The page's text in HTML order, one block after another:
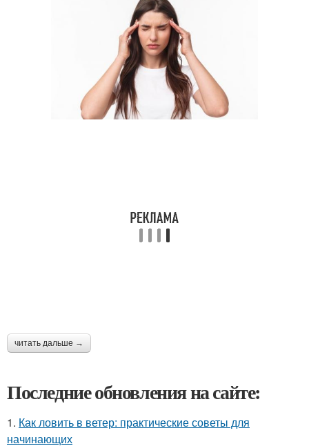
читать дальше →
Последние обновления на сайте:
1. Как ловить в ветер: практические советы для
начинающих